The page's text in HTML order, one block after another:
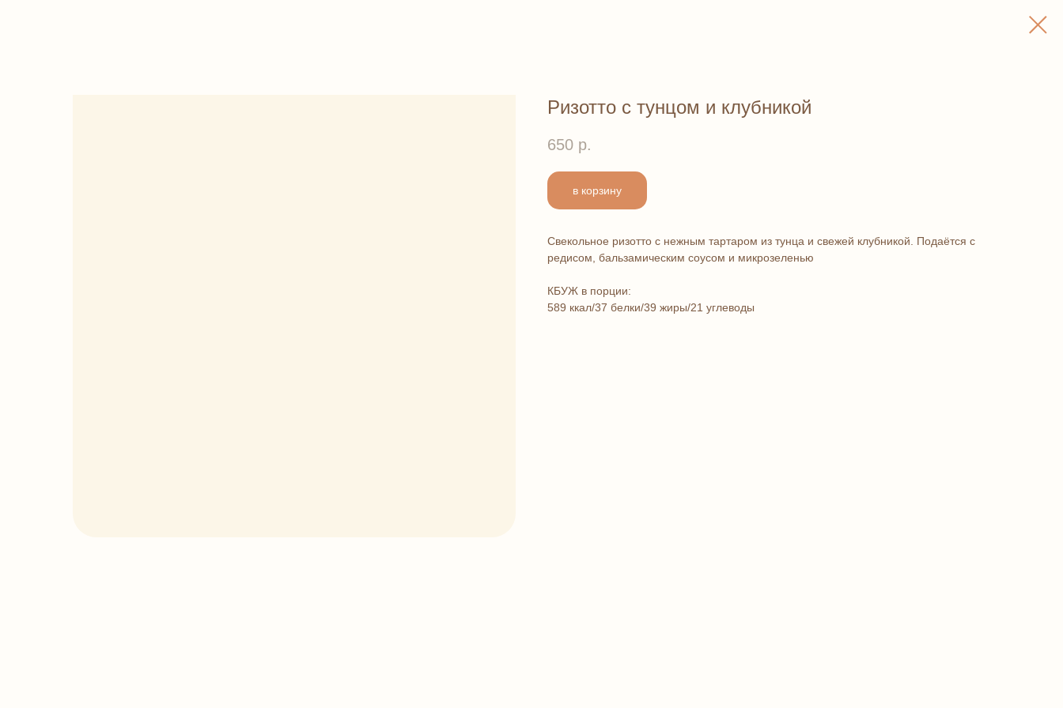
Ризотто с тунцом и клубникой
650 р.
в корзину
Свекольное ризотто с нежным тартаром из тунца и свежей клубникой. Подаётся с
редисом, бальзамическим соусом и микрозеленью
КБУЖ в порции:
589 ккал/37 белки/39 жиры/21 углеводы